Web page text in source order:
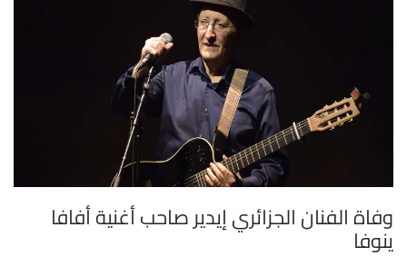
وفاة الفنان الجزائري إيدير صاحب أغنية أفافا
ينوفا